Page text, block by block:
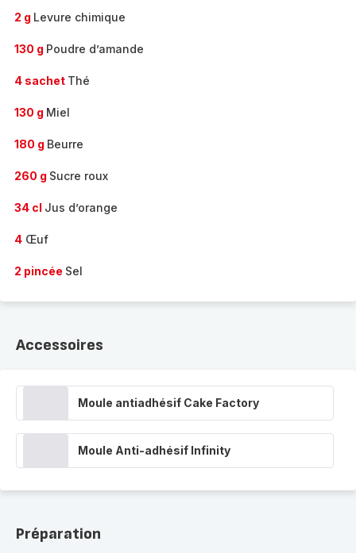
2 g Levure chimique
130 g Poudre d’amande
4 sachet Thé
130 g Miel
180 g Beurre
260 g Sucre roux
34 cl Jus d’orange
4 Œuf
2 pincée Sel
Accessoires
Moule antiadhésif Cake Factory
Moule Anti-adhésif Infinity
Préparation